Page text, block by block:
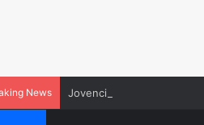
News Jovencito amor.dazado y